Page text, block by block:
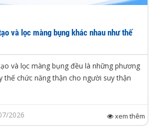
và lọc màng bụng khác nhau như thế
và lọc màng bụng đều là những phương
thế chức năng thận cho người suy thận
2026 xem thêm